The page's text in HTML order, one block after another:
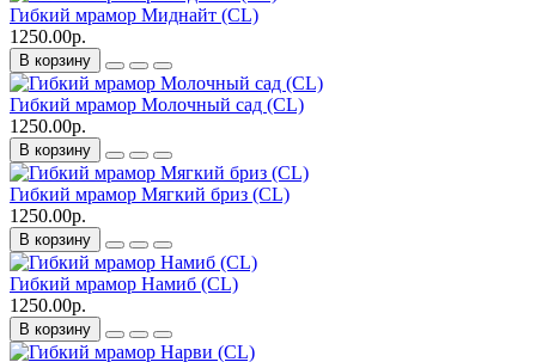
Гибкий мрамор Миднайт (CL)
1250.00р.
В корзину
Гибкий мрамор Молочный сад (CL)
1250.00р.
В корзину
Гибкий мрамор Мягкий бриз (CL)
1250.00р.
В корзину
Гибкий мрамор Намиб (CL)
1250.00р.
В корзину